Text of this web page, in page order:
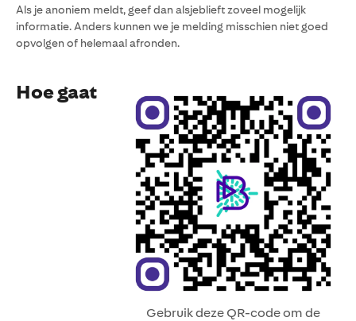
Als je anoniem meldt, geef dan alsjeblieft zoveel mogelijk
informatie. Anders kunnen we je melding misschien niet goed
opvolgen of helemaal afronden.
Gebruik deze QR-code om de
Hoe gaat